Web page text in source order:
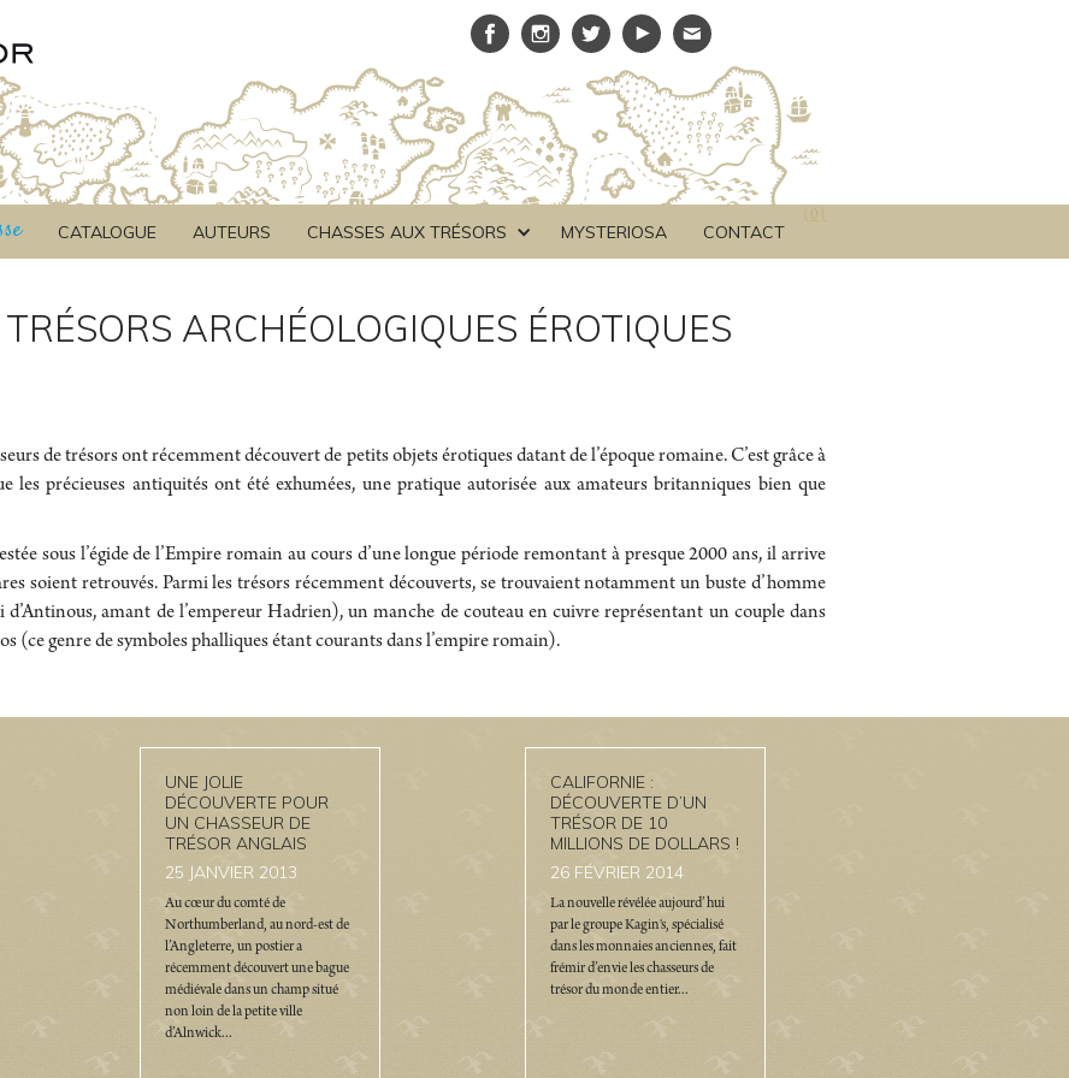
( 0 )
CONTACT
MYSTERIOSA
CHASSES AUX TRÉSORS
AUTEURS
CATALOGUE
ARCHÉOLOGIQUES ÉROTIQUES
de trésors ont récemment découvert de petits objets érotiques datant de l’époque romaine. C’est grâce à
les précieuses antiquités ont été exhumées, une pratique autorisée aux amateurs britanniques bien que
sous l’égide de l’Empire romain au cours d’une longue période remontant à presque 2000 ans, il arrive
soient retrouvés. Parmi les trésors récemment découverts, se trouvaient notamment un buste d’homme
amant de l’empereur Hadrien), un manche de couteau en cuivre représentant un couple dans
(ce genre de symboles phalliques étant courants dans l’empire romain).
UNE JOLIE
DÉCOUVERTE POUR
UN CHASSEUR DE
TRÉSOR ANGLAIS
25 JANVIER 2013
Au cœur du comté de
Northumberland, au nord-est de
l’Angleterre, un postier a
récemment découvert une bague
médiévale dans un champ situé
non loin de la petite ville
d’Alnwick...
CALIFORNIE :
DÉCOUVERTE D’UN
TRÉSOR DE 10
MILLIONS DE DOLLARS !
26 FÉVRIER 2014
La nouvelle révélée aujourd’hui
par le groupe Kagin's, spécialisé
dans les monnaies anciennes, fait
frémir d’envie les chasseurs de
trésor du monde entier...